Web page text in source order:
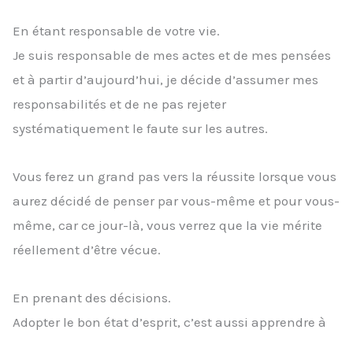
En étant responsable de votre vie.
Je suis responsable de mes actes et de mes pensées
et à partir d’aujourd’hui, je décide d’assumer mes
responsabilités et de ne pas rejeter
systématiquement le faute sur les autres.
Vous ferez un grand pas vers la réussite lorsque vous
aurez décidé de penser par vous-même et pour vous-
même, car ce jour-là, vous verrez que la vie mérite
réellement d’être vécue.
En prenant des décisions.
Adopter le bon état d’esprit, c’est aussi apprendre à